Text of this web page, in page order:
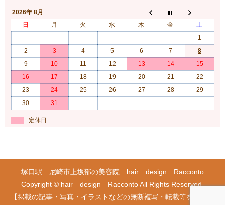
2026年 8月
日
月 火 水 木 金
土
1
2
3 4 5 6 7
8
9
10 11 12 13 14
15
16
17 18 19 20 21
22
23
24 25 26 27 28
29
30
31
定休日
塚口駅 尼崎市上坂部の美容院 hair design Racconto
Copyright © hair design Racconto All Rights Reserved.
【掲載の記事・写真・イラストなどの無断複写・転載等を禁じま